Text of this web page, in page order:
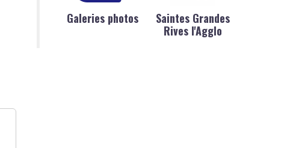
Galeries photos
Saintes Grandes
Rives l'Agglo